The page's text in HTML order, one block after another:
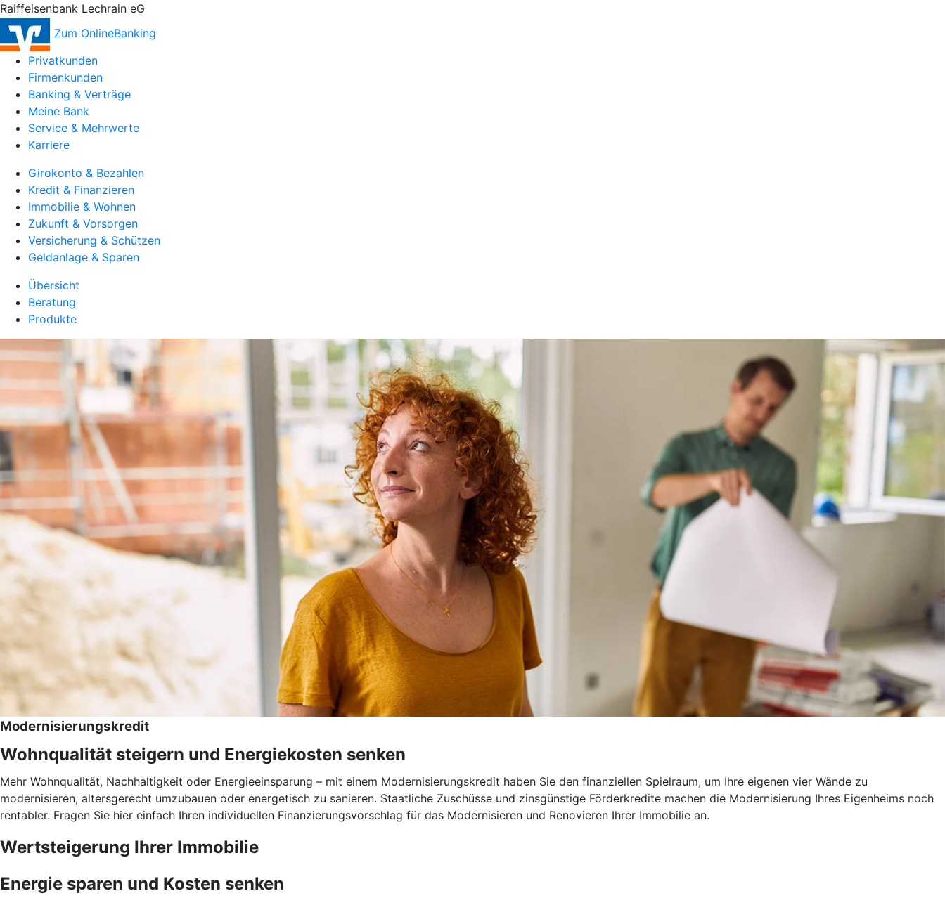
Raiffeisenbank Lechrain eG
Zum OnlineBanking
Privatkunden
Firmenkunden
Banking & Verträge
Meine Bank
Service & Mehrwerte
Karriere
Girokonto & Bezahlen
Kredit & Finanzieren
Immobilie & Wohnen
Zukunft & Vorsorgen
Versicherung & Schützen
Geldanlage & Sparen
Übersicht
Beratung
Produkte
Modernisierungskredit
Wohnqualität steigern und Energiekosten senken
Mehr Wohnqualität, Nachhaltigkeit oder Energieeinsparung – mit einem Modernisierungskredit haben Sie den finanziellen Spielraum, um Ihre eigenen vier Wände zu
modernisieren, altersgerecht umzubauen oder energetisch zu sanieren. Staatliche Zuschüsse und zinsgünstige Förderkredite machen die Modernisierung Ihres Eigenheims noch
rentabler. Fragen Sie hier einfach Ihren individuellen Finanzierungsvorschlag für das Modernisieren und Renovieren Ihrer Immobilie an.
Wertsteigerung Ihrer Immobilie
Energie sparen und Kosten senken